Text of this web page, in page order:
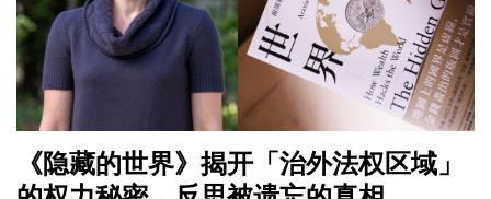
《隐藏的世界》揭开「治外法权区域」